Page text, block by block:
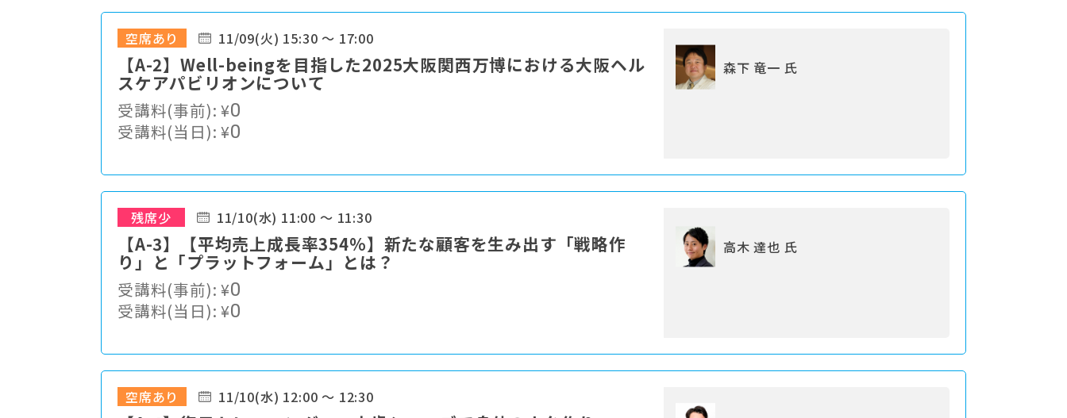
空席あり 11/09(火) 15:30 ～ 17:00
【A-2】Well-beingを目指した2025大阪関西万博における大阪ヘル
スケアパビリオンについて
受講料(事前):¥0
受講料(当日):¥0
森下 竜一 氏
残席少 11/10(水) 11:00 ～ 11:30
【A-3】【平均売上成長率354%】新たな顧客を生み出す「戦略作
り」と「プラットフォーム」とは？
受講料(事前):¥0
受講料(当日):¥0
高木 達也 氏
空席あり 11/10(水) 12:00 ～ 12:30